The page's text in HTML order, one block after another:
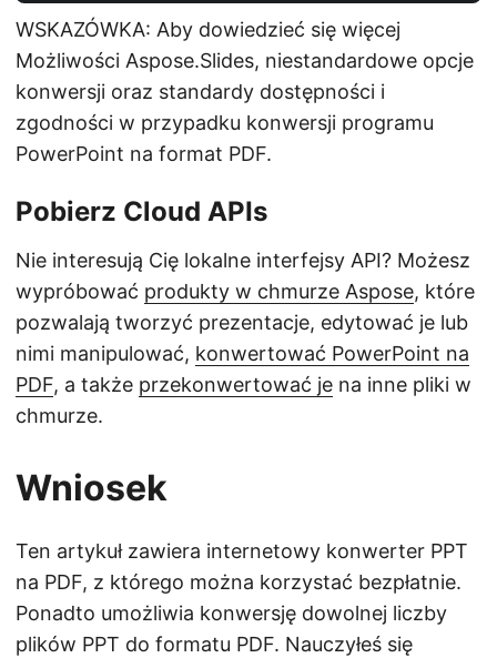
WSKAZÓWKA: Aby dowiedzieć się więcej
Możliwości Aspose.Slides, niestandardowe opcje
konwersji oraz standardy dostępności i
zgodności w przypadku konwersji programu
PowerPoint na format PDF.
Pobierz Cloud APIs
Nie interesują Cię lokalne interfejsy API? Możesz
wypróbować produkty w chmurze Aspose, które
pozwalają tworzyć prezentacje, edytować je lub
nimi manipulować, konwertować PowerPoint na
PDF, a także przekonwertować je na inne pliki w
chmurze.
Wniosek
Ten artykuł zawiera internetowy konwerter PPT
na PDF, z którego można korzystać bezpłatnie.
Ponadto umożliwia konwersję dowolnej liczby
plików PPT do formatu PDF. Nauczyłeś się